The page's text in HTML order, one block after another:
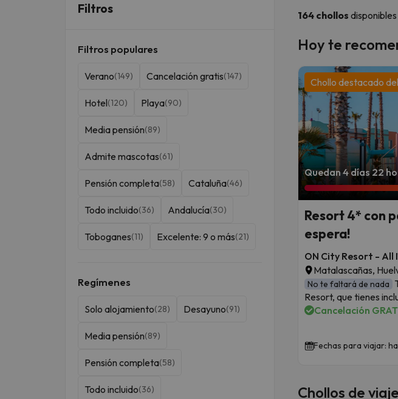
164 chollos disponibles
Hoy te
Chollo destacado
Quedan 4 días 22
Resort 4* con
espera!
ON City Resort - All
Matalascañas,
No te faltará de nada
Resort, que tienes
Cancelación
Fechas para viajar:
Chollos de
Filtros
Filtros populares
Verano(149) Cancelación gratis(147)
Hotel(120) Playa(90)
Media pensión(89)
Admite mascotas(61)
Pensión completa(58) Cataluña(46)
Todo incluido(36) Andalucía(30)
Toboganes(11) Excelente: 9 o más(21)
Regímenes
Solo alojamiento(28) Desayuno(91)
Media pensión(89)
Pensión completa(58)
Todo incluido(36)